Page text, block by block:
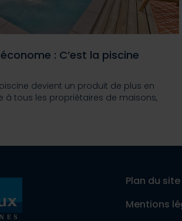
: C’est la piscine
devient un produit de plus en
à tous les propriétaires de maisons,
Plan du site
Mentions